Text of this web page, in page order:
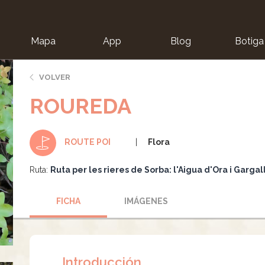
Mapa App Blog Botiga
VOLVER
ROUREDA
ROUTE POI Flora
Ruta: Ruta per les rieres de Sorba: l'Aigua d'Ora i
FICHA IMÁGENES